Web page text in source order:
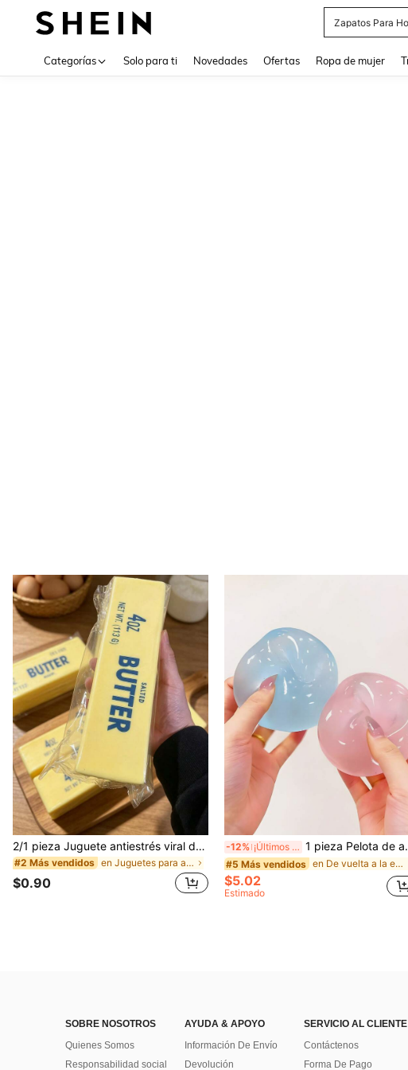
Zapatos Para
Categorías Solo para ti Novedades Ofertas Ropa de mujer
2/1 pieza Juguete antiestrés viral de mantequilla suave y lindo de gran tamaño, juguete de alivio del estrés, estimulación sensorial, pelota antiestrés, adecuado como regalo de Pascua, cumpleaños, graduación, favor de fiesta, suministros para despedida de soltera, estilo dumpling de rebote lento, estético, regalo de Navidad
#2 Más vendidos en Juguetes para apretar para adolescentes
$0.90
-12% ¡Últimos 2 días 1 pieza Pelota de apretar hecha a mano con aceite de coco, maleable y de rebote lento, juguete para aliviar la ansiedad, juguete para la punta de los dedos, alivio de la presión de la mano, juguete de Pascua, juguete para apretar, juguete para aliviar el estrés, ansiedad y relajación, regalo para fiestas, relleno de bolsa de regalo, premio, cumpleaños, juguete suave y esponjoso
#5 Más vendidos en De vuelta a la escuela Juguetes antiestrés para
$5.02
Estimado
SOBRE NOSOTROS
Quienes Somos
Responsabilidad social
AYUDA & APOYO
Información De Envío
Devolución
SERVICIO AL CLIENTE
Contáctenos
Forma De Pago